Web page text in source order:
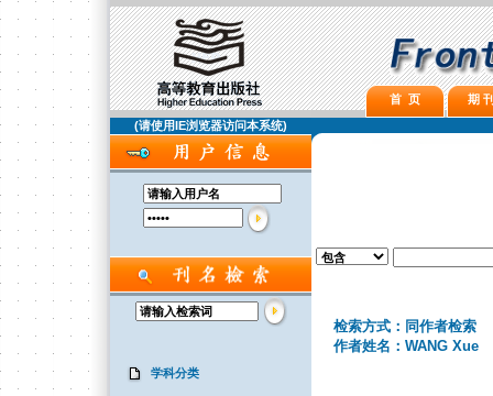
首 页 期
(请使用IE浏览器访问本系统)
学科分类
检索方式：同作者检索
作者姓名：WANG Xue